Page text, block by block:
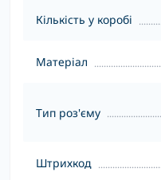
Кількість у коробі
Матеріал
Тип роз'єму
Штрихкод